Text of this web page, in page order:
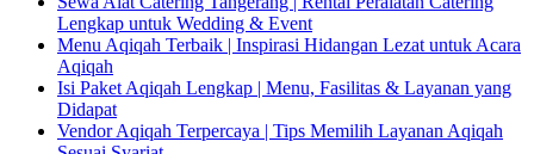
Lengkap untuk Wedding & Event
Menu Aqiqah Terbaik | Inspirasi Hidangan Lezat untuk Acara
Aqiqah
Isi Paket Aqiqah Lengkap | Menu, Fasilitas & Layanan yang
Didapat
Vendor Aqiqah Terpercaya | Tips Memilih Layanan Aqiqah